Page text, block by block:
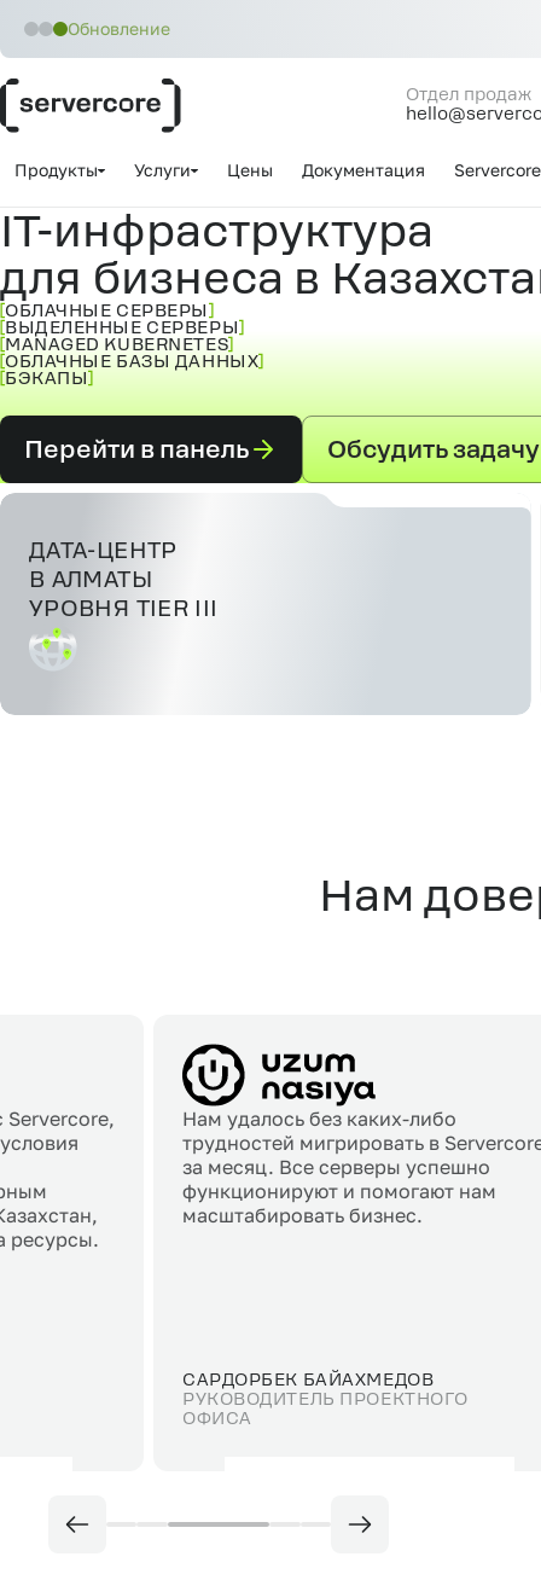
Обновление
Отдел продаж
Продукты Услуги Цены Документация Servercore
IT-инфраструктура
для бизнеса в
ОБЛАЧНЫЕ СЕРВЕРЫ
ВЫДЕЛЕННЫЕ СЕРВЕРЫ
MANAGED KUBERNETES
ОБЛАЧНЫЕ БАЗЫ ДАННЫХ
БЭКАПЫ
Перейти в панель Обсудить задачу
ДАТА-ЦЕНТР
В АЛМАТЫ
УРОВНЯ TIER III
Нам
ресурсы.
Нам удалось без каких‑либо
трудностей мигрировать в
за месяц. Все серверы успешно
функционируют и помогают нам
масштабировать бизнес.
САРДОРБЕК БАЙАХМЕДОВ
РУКОВОДИТЕЛЬ ПРОЕКТНОГО
ОФИСА